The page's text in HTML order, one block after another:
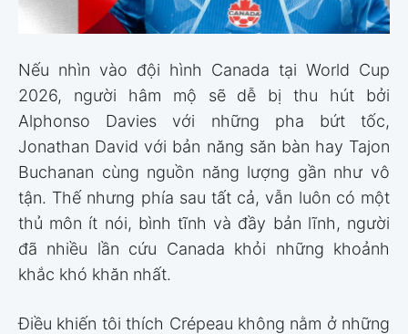
Nếu nhìn vào đội hình Canada tại World Cup
2026, người hâm mộ sẽ dễ bị thu hút bởi
Alphonso Davies với những pha bứt tốc,
Jonathan David với bản năng săn bàn hay Tajon
Buchanan cùng nguồn năng lượng gần như vô
tận. Thế nhưng phía sau tất cả, vẫn luôn có một
thủ môn ít nói, bình tĩnh và đầy bản lĩnh, người
đã nhiều lần cứu Canada khỏi những khoảnh
khắc khó khăn nhất.
Điều khiến tôi thích Crépeau không nằm ở những